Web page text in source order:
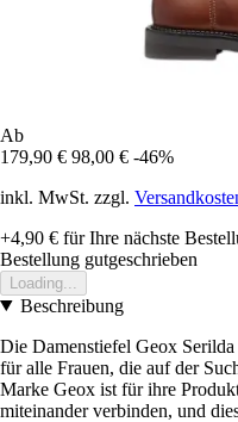
Ab
179,90 € 98,00 € -46%
inkl. MwSt. zzgl.
+4,90 € für Ihre nächste
Bestellung gutgeschrieben
Loading...
Beschreibung
Die Damenstiefel Geox
für alle Frauen, die auf der
Marke Geox ist für ihre
miteinander verbinden, und